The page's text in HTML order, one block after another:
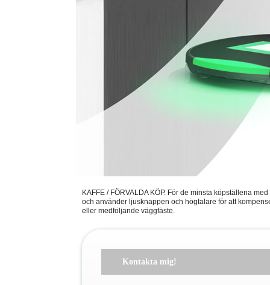
KAFFE / FÖRVALDA KÖP. För de minsta köpställena
och använder ljusknappen och högtalare för att
eller medföljande väggfäste.
Kontakta mig!